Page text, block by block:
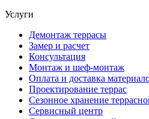
Услуги
Демонтаж террасы
Замер и расчет
Консультация
Монтаж и шеф-монтаж
Оплата и доставка
Проектирование террас
Сезонное хранение
Сервисный центр